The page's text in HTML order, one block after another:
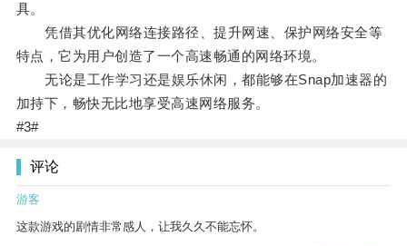
具。
凭借其优化网络连接路径、提升网速、保护网络安全等
特点，它为用户创造了一个高速畅通的网络环境。
无论是工作学习还是娱乐休闲，都能够在Snap加速器的
加持下，畅快无比地享受高速网络服务。
#3#
评论
游客
这款游戏的剧情非常感人，让我久久不能忘怀。